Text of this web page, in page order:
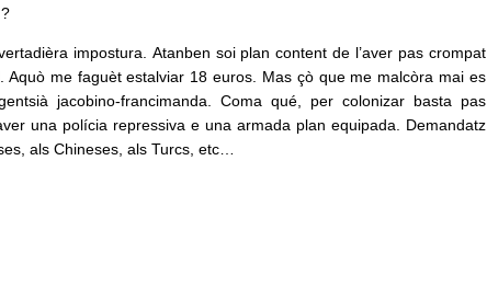
impostura. Atanben soi plan content de l’aver pas crompat
Aquò me faguèt estalviar 18 euros. Mas çò que me malcòra mai es
jacobino-francimanda. Coma qué, per colonizar basta pas
una polícia repressiva e una armada plan equipada. Demandatz
als Chineses, als Turcs, etc…